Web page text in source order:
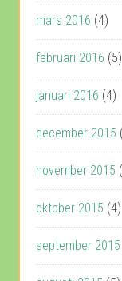
mars 2016 (4)
februari 2016 (5)
januari 2016 (4)
december 2015
november 2015
oktober 2015 (4)
september 2015